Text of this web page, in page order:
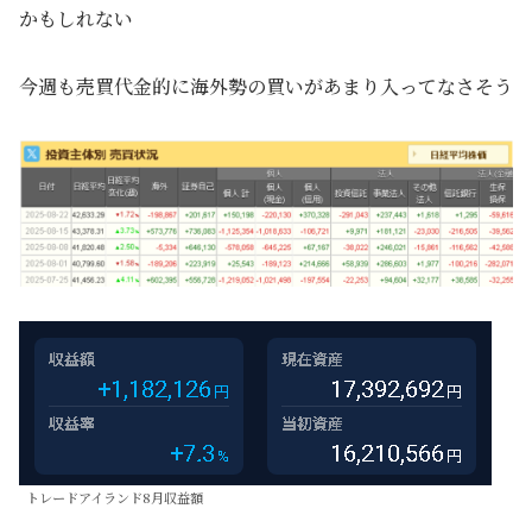
かもしれない
今週も売買代金的に海外勢の買いがあまり入ってなさそう
トレードアイランド8月収益額